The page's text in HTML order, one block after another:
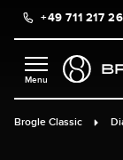
content+49 711 217
Brogle Classic